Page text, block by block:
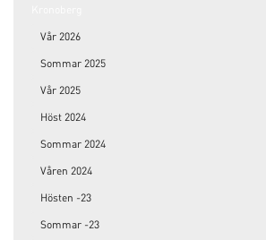
Vår 2026
Sommar 2025
Vår 2025
Höst 2024
Sommar 2024
Våren 2024
Hösten -23
Sommar -23